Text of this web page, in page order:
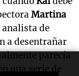
Martina
analista de
a desentrañar
parecía
una serie de